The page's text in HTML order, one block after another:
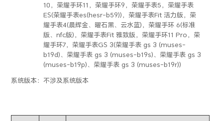
10，荣耀手环11，荣耀手环9，荣耀手表5，荣耀手表
ES(荣耀手表es(hesr-b59))，荣耀手表Fit 活力版，荣
耀手表4(晨辉金、曜石黑、云水蓝)，荣耀手环 6(标准
版、nfc版)，荣耀手表Fit 雅致版，荣耀手环11 Pro，荣
耀手环7，荣耀手表GS 3(荣耀手表 gs 3 (muses-
b19d)、荣耀手表 gs 3 (muses-b19s)、荣耀手表 gs 3
(muses-b19p)、荣耀手表 gs 3 (muses-b19r))
系统版本：不涉及系统版本